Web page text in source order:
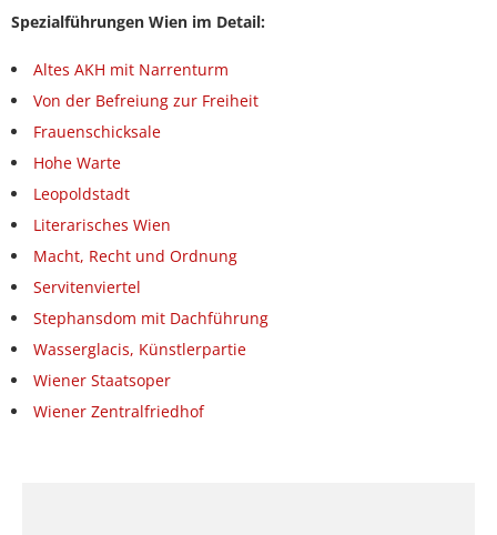
Spezialführungen Wien im Detail:
Altes AKH mit Narrenturm
Von der Befreiung zur Freiheit
Frauenschicksale
Hohe Warte
Leopoldstadt
Literarisches Wien
Macht, Recht und Ordnung
Servitenviertel
Stephansdom mit Dachführung
Wasserglacis, Künstlerpartie
Wiener Staatsoper
Wiener Zentralfriedhof